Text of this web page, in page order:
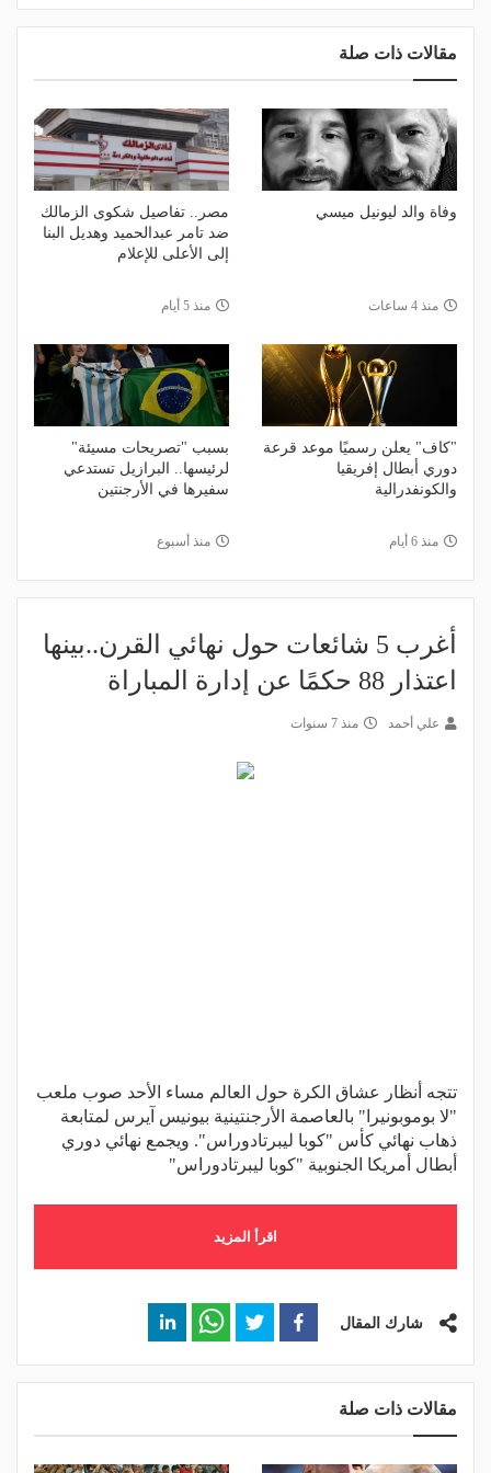
مقالات ذات صلة
وفاة والد ليونيل ميسي
منذ 4 ساعات
مصر.. تفاصيل شكوى الزمالك
ضد تامر عبدالحميد وهديل البنا
إلى الأعلى للإعلام
منذ 5 أيام
"كاف" يعلن رسميًا موعد قرعة
دوري أبطال إفريقيا
والكونفدرالية
منذ 6 أيام
بسبب "تصريحات مسيئة"
لرئيسها.. البرازيل تستدعي
سفيرها في الأرجنتين
منذ أسبوع
أغرب 5 شائعات حول نهائي القرن..بينها
اعتذار 88 حكمًا عن إدارة المباراة
علي أحمد منذ 7 سنوات
تتجه أنظار عشاق الكرة حول العالم مساء الأحد صوب ملعب
"لا بوموبونيرا" بالعاصمة الأرجنتينية بيونيس آيرس لمتابعة
ذهاب نهائي كأس "كوبا ليبرتادوراس". ويجمع نهائي دوري
أبطال أمريكا الجنوبية "كوبا ليبرتادوراس"
اقرأ المزيد
شارك المقال
مقالات ذات صلة